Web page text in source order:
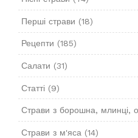
Перші страви (18)
Рецепти (185)
Салати (31)
Статті (9)
Страви з борошна, млинці,
Страви з м'яса (14)